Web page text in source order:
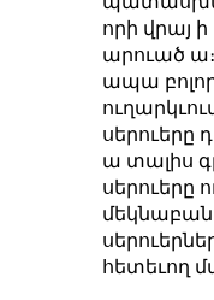
որի վրայ
արուած ա։
ապա
սերուերը
ա տալիս
սերուերը
հետեւող